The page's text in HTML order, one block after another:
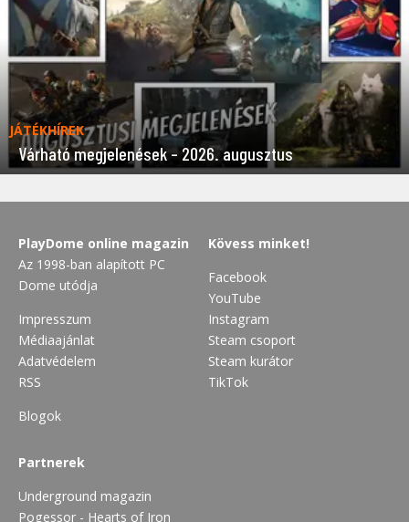
JÁTÉKHÍREK
Várható megjelenések – 2026. augusztus
PlayDome online magazin
Az 1998-ban alapított PC
Dome utódja
Impresszum
Médiaajánlat
Adatvédelem
RSS
Blogok
Kövess minket!
Facebook
YouTube
Instagram
Steam csoport
Steam kurátor
TikTok
Partnerek
Underground magazin
Pogessor - Hearts of Iron